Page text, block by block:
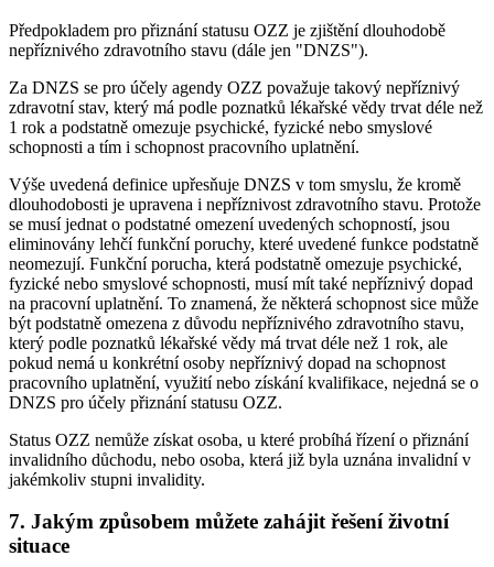
Předpokladem pro přiznání statusu OZZ je zjištění dlouhodobě
nepříznivého zdravotního stavu (dále jen "DNZS").
Za DNZS se pro účely agendy OZZ považuje takový nepříznivý
zdravotní stav, který má podle poznatků lékařské vědy trvat déle než
1 rok a podstatně omezuje psychické, fyzické nebo smyslové
schopnosti a tím i schopnost pracovního uplatnění.
Výše uvedená definice upřesňuje DNZS v tom smyslu, že kromě
dlouhodobosti je upravena i nepříznivost zdravotního stavu. Protože
se musí jednat o podstatné omezení uvedených schopností, jsou
eliminovány lehčí funkční poruchy, které uvedené funkce podstatně
neomezují. Funkční porucha, která podstatně omezuje psychické,
fyzické nebo smyslové schopnosti, musí mít také nepříznivý dopad
na pracovní uplatnění. To znamená, že některá schopnost sice může
být podstatně omezena z důvodu nepříznivého zdravotního stavu,
který podle poznatků lékařské vědy má trvat déle než 1 rok, ale
pokud nemá u konkrétní osoby nepříznivý dopad na schopnost
pracovního uplatnění, využití nebo získání kvalifikace, nejedná se o
DNZS pro účely přiznání statusu OZZ.
Status OZZ nemůže získat osoba, u které probíhá řízení o přiznání
invalidního důchodu, nebo osoba, která již byla uznána invalidní v
jakémkoliv stupni invalidity.
7. Jakým způsobem můžete zahájit řešení životní
situace